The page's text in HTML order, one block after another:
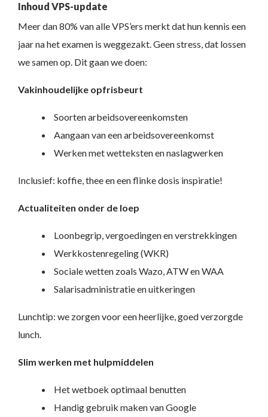
Inhoud VPS-update
Meer dan 80% van alle VPS’ers merkt dat hun kennis een
jaar na het examen is weggezakt. Geen stress, dat lossen
we samen op. Dit gaan we doen:
Vakinhoudelijke opfrisbeurt
Soorten arbeidsovereenkomsten
Aangaan van een arbeidsovereenkomst
Werken met wetteksten en naslagwerken
Inclusief: koffie, thee en een flinke dosis inspiratie!
Actualiteiten onder de loep
Loonbegrip, vergoedingen en verstrekkingen
Werkkostenregeling (WKR)
Sociale wetten zoals Wazo, ATW en WAA
Salarisadministratie en uitkeringen
Lunchtip: we zorgen voor een heerlijke, goed verzorgde
lunch.
Slim werken met hulpmiddelen
Het wetboek optimaal benutten
Handig gebruik maken van Google